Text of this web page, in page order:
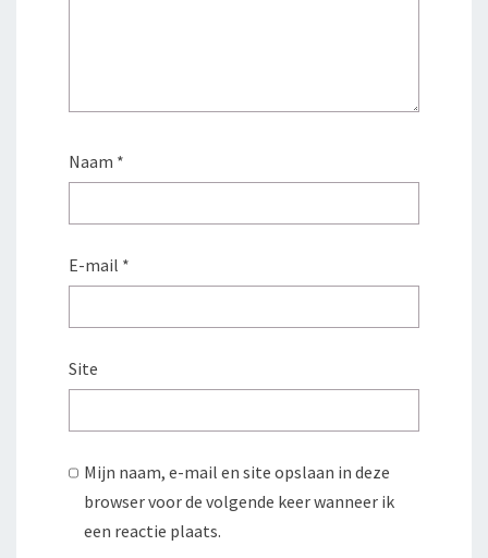
Naam *
E-mail *
Site
Mijn naam, e-mail en site opslaan in deze
browser voor de volgende keer wanneer ik
een reactie plaats.